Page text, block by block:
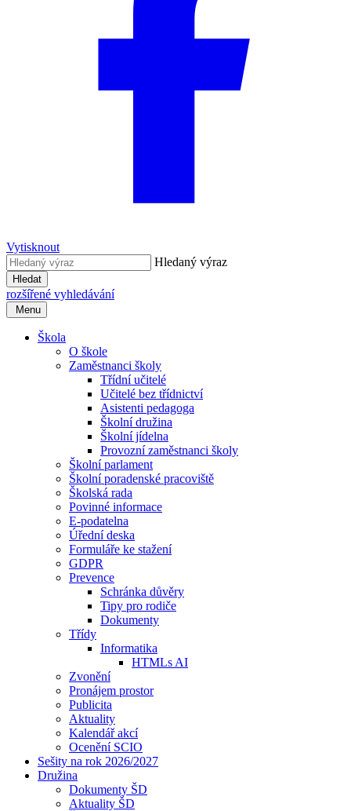
Vytisknout
Hledaný výraz
Hledat
rozšířené vyhledávání
Menu
Škola
O škole
Zaměstnanci školy
Třídní učitelé
Učitelé bez třídnictví
Asistenti pedagoga
Školní družina
Školní jídelna
Provozní zaměstnanci školy
Školní parlament
Školní poradenské pracoviště
Školská rada
Povinné informace
E-podatelna
Úřední deska
Formuláře ke stažení
GDPR
Prevence
Schránka důvěry
Tipy pro rodiče
Dokumenty
Třídy
Informatika
HTMLs AI
Zvonění
Pronájem prostor
Publicita
Aktuality
Kalendář akcí
Ocenění SCIO
Sešity na rok 2026/2027
Družina
Dokumenty ŠD
Aktuality ŠD